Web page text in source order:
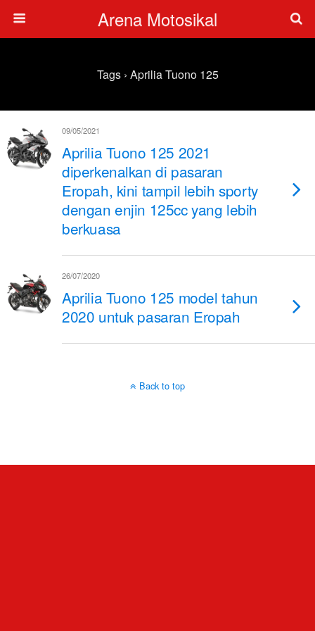
Arena Motosikal
Tags › Aprilia Tuono 125
09/05/2021
Aprilia Tuono 125 2021
diperkenalkan di pasaran
Eropah, kini tampil lebih sporty
dengan enjin 125cc yang lebih
berkuasa
26/07/2020
Aprilia Tuono 125 model tahun
2020 untuk pasaran Eropah
Back to top